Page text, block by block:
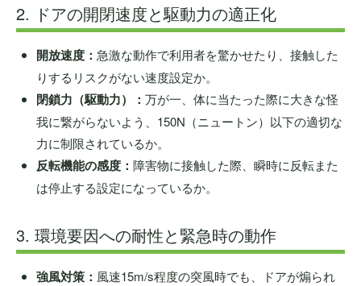
2. ドアの開閉速度と駆動力の適正化
開放速度： 急激な動作で利用者を驚かせたり、接触した
りするリスクがない速度設定か。
閉鎖力（駆動力）： 万が一、体に当たった際に大きな怪
我に繋がらないよう、150N（ニュートン）以下の適切な
力に制限されているか。
反転機能の感度： 障害物に接触した際、瞬時に反転また
は停止する設定になっているか。
3. 環境要因への耐性と緊急時の動作
強風対策： 風速15m/s程度の突風時でも、ドアが煽られ